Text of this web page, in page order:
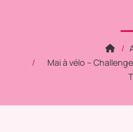
Mai à vélo –